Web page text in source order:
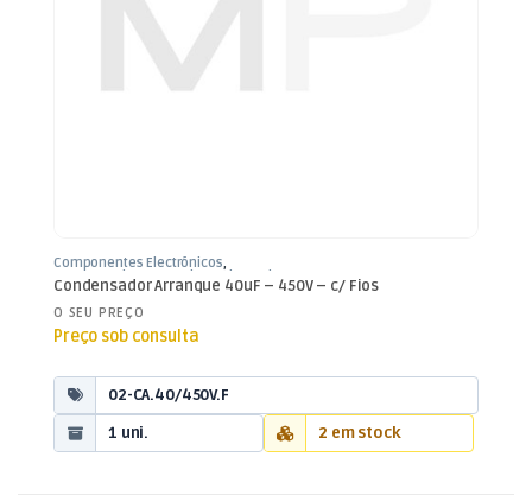
Componentes Electrónicos,
Condensadores
Condensadores de
Arranque
Condensador Arranque 40uF – 450V – c/ Fios
O SEU PREÇO
Preço sob consulta
02-CA.40/450V.F
1 uni.
2 em stock